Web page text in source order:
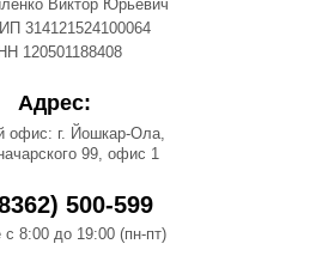
Виктор Юрьевич
314121524100064
120501188408
Адрес:
офис: г. Йошкар-Ола,
99, офис 1
500-599
с 8:00 до 19:00 (пн-пт)